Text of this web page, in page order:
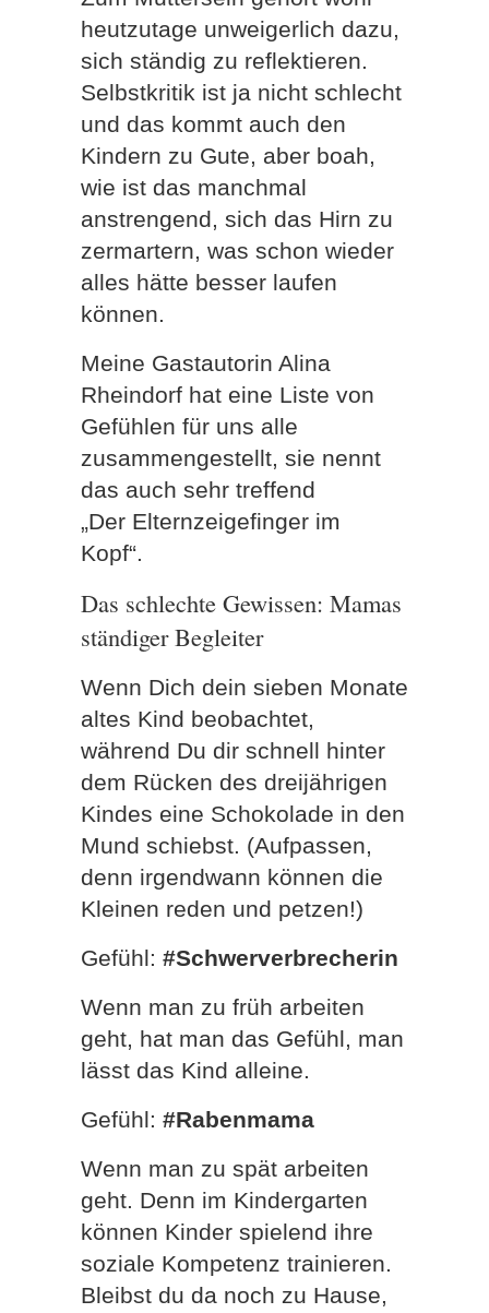
heutzutage unweigerlich dazu,
sich ständig zu reflektieren.
Selbstkritik ist ja nicht schlecht
und das kommt auch den
Kindern zu Gute, aber boah,
wie ist das manchmal
anstrengend, sich das Hirn zu
zermartern, was schon wieder
alles hätte besser laufen
können.
Meine Gastautorin Alina
Rheindorf hat eine Liste von
Gefühlen für uns alle
zusammengestellt, sie nennt
das auch sehr treffend
„Der Elternzeigefinger im
Kopf“.
Das schlechte Gewissen: Mamas
ständiger Begleiter
Wenn Dich dein sieben Monate
altes Kind beobachtet,
während Du dir schnell hinter
dem Rücken des dreijährigen
Kindes eine Schokolade in den
Mund schiebst. (Aufpassen,
denn irgendwann können die
Kleinen reden und petzen!)
Gefühl: #Schwerverbrecherin
Wenn man zu früh arbeiten
geht, hat man das Gefühl, man
lässt das Kind alleine.
Gefühl: #Rabenmama
Wenn man zu spät arbeiten
geht. Denn im Kindergarten
können Kinder spielend ihre
soziale Kompetenz trainieren.
Bleibst du da noch zu Hause,